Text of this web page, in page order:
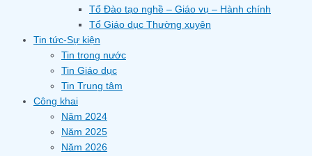
Tổ Đào tạo nghề – Giáo vụ – Hành chính
Tổ Giáo dục Thường xuyên
Tin tức-Sự kiện
Tin trong nước
Tin Giáo dục
Tin Trung tâm
Công khai
Năm 2024
Năm 2025
Năm 2026